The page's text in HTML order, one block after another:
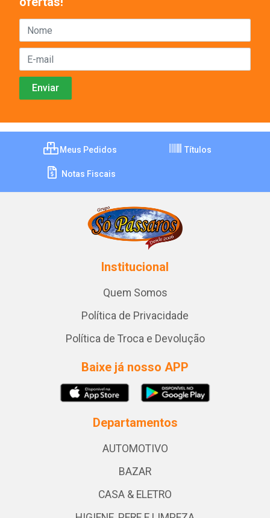
Meus Pedidos Títulos
Notas Fiscais
Institucional
Quem Somos
Política de Privacidade
Política de Troca e Devolução
Baixe já nosso APP
Departamentos
AUTOMOTIVO
BAZAR
CASA & ELETRO